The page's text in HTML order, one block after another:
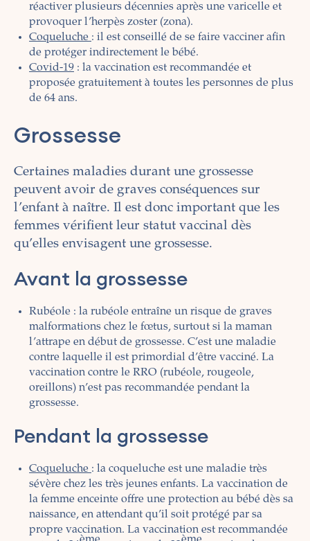
réactiver plusieurs décennies après une varicelle et
provoquer l’herpès zoster (zona).
Coqueluche : il est conseillé de se faire vacciner afin
de protéger indirectement le bébé.
Covid-19 : la vaccination est recommandée et
proposée gratuitement à toutes les personnes de plus
de 64 ans.
Grossesse
Certaines maladies durant une grossesse
peuvent avoir de graves conséquences sur
l’enfant à naître. Il est donc important que les
femmes vérifient leur statut vaccinal dès
qu’elles envisagent une grossesse.
Avant la grossesse
Rubéole : la rubéole entraîne un risque de graves
malformations chez le fœtus, surtout si la maman
l’attrape en début de grossesse. C’est une maladie
contre laquelle il est primordial d’être vacciné. La
vaccination contre le RRO (rubéole, rougeole,
oreillons) n’est pas recommandée pendant la
grossesse.
Pendant la grossesse
Coqueluche : la coqueluche est une maladie très
sévère chez les très jeunes enfants. La vaccination de
la femme enceinte offre une protection au bébé dès sa
naissance, en attendant qu’il soit protégé par sa
propre vaccination. La vaccination est recommandée